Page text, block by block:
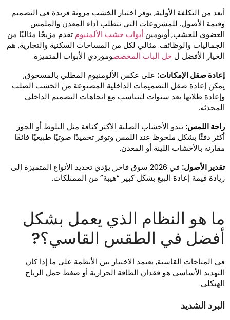
من التكلفة الأولية, يوفر اختيار الخشب مرونة فريدة في التصميم
الأصول. للمشروعات التي تتطلب أداء المعدن والملمس
للخشب, أوبومينأبواب خشب الألمنيومتقدم مزيجًا مثاليًا من
والوظائف. مثالي لكل من المساحات السكنية والتجارية, هم
الأفضل ل حل الباب المخصصوموردي الأبواب المتميزة.
صقل الإمكانات:على عكس الألومنيوم المطلي بالمسحوق,
إعادة صقل التصميمات الداخلية المصنوعة من الخشب الصلب
طلائها بعد سنوات لتتناسب مع اتجاهات التصميم الداخلي
اللمس:تبدو الأخشاب الصلبة الأكثر كثافة مثل البلوط أو الجوز
دفئًا بشكل ملحوظ عند اللمس وتوفر تخميدًا صوتيًا طبيعيًا فائقًا
بالأخشاب اللينة أو المعدن.
الأصول:
في 2026 سوق فاخر, يؤدي تحديد الأنواع المتميزة إلى
قيمة إعادة البيع بشكل كبير “هيبة” من الممتلكات.
هو النظام الذي يعمل بشكل
في الطقس القاسي؟?
المناخات القاسية, يعتمد الاختيار بين الأنظمة على ما إذا كان
الأساسي هو فقدان الطاقة الحرارية أو ضغط حمل الرياح
الشديد